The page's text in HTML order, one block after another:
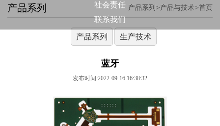
社会责任
联系我们
产品系列 首页
>
产品与技术
>
产品系列
产品系列 生产技术
蓝牙
发布时间:2022-09-16 16:38:32